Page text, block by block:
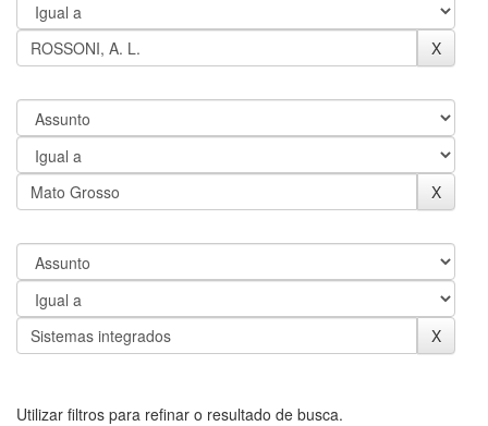
Utilizar filtros para refinar o resultado de busca.